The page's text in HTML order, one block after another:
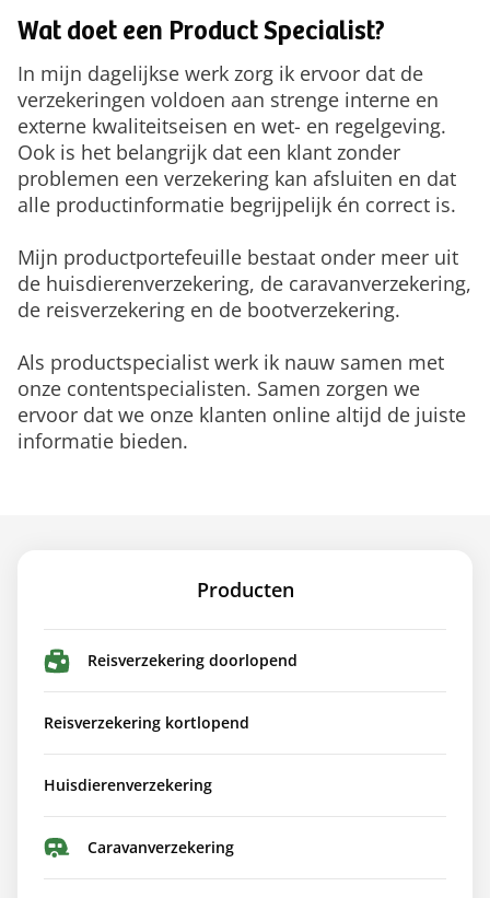
Wat doet een Product Specialist?
In mijn dagelijkse werk zorg ik ervoor dat de
verzekeringen voldoen aan strenge interne en
externe kwaliteitseisen en wet- en regelgeving.
Ook is het belangrijk dat een klant zonder
problemen een verzekering kan afsluiten en dat
alle productinformatie begrijpelijk én correct is.
Mijn productportefeuille bestaat onder meer uit
de huisdierenverzekering, de caravanverzekering,
de reisverzekering en de bootverzekering.
Als productspecialist werk ik nauw samen met
onze contentspecialisten. Samen zorgen we
ervoor dat we onze klanten online altijd de juiste
informatie bieden.
Producten
Reisverzekering doorlopend
Reisverzekering kortlopend
Huisdierenverzekering
Caravanverzekering